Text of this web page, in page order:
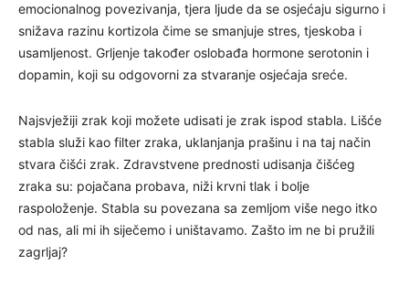
emocionalnog povezivanja, tjera ljude da se osjećaju sigurno i
snižava razinu kortizola čime se smanjuje stres, tjeskoba i
usamljenost. Grljenje također oslobađa hormone serotonin i
dopamin, koji su odgovorni za stvaranje osjećaja sreće.
Najsvježiji zrak koji možete udisati je zrak ispod stabla. Lišće
stabla služi kao filter zraka, uklanjanja prašinu i na taj način
stvara čišći zrak. Zdravstvene prednosti udisanja čišćeg
zraka su: pojačana probava, niži krvni tlak i bolje
raspoloženje. Stabla su povezana sa zemljom više nego itko
od nas, ali mi ih siječemo i uništavamo. Zašto im ne bi pružili
zagrljaj?